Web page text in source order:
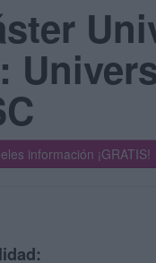
información ¡GRATIS!